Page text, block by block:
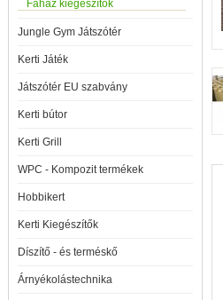
Faház kiegészítők
Jungle Gym Játszótér
Kerti Játék
Játszótér EU szabvány
Kerti bútor
Kerti Grill
WPC - Kompozit termékek
Hobbikert
Kerti Kiegészítők
Díszítő - és terméskő
Árnyékolástechnika